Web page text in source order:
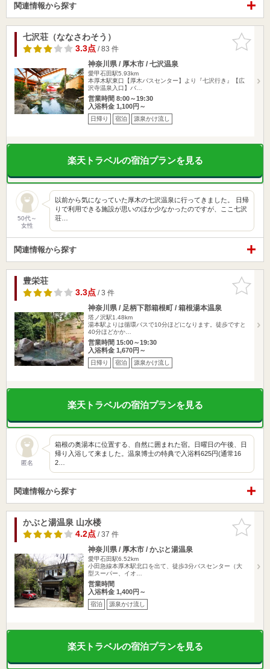
関連情報から探す
お気に入
りに追加
七沢荘（ななさわそう）
3.3点/ 83 件
神奈川県 / 厚木市 / 七沢温泉
愛甲石田駅5.93km
本厚木駅東口【厚木バスセンター】より『七沢行き』【広
沢寺温泉入口】バ…
営業時間 8:00～19:30
入浴料金 1,100円～
日帰り 宿泊 源泉かけ流し
楽天トラベルの宿泊プランを見る
50代～
女性
以前から気になっていた厚木の七沢温泉に行ってきました。 日帰
りで利用できる施設が思いのほか少なかったのですが、ここ七沢
荘…
関連情報から探す
お気に入
りに追加
豊栄荘
3.3点/ 3 件
神奈川県 / 足柄下郡箱根町 / 箱根湯本温泉
塔ノ沢駅1.48km
湯本駅よりは循環バスで10分ほどになります。徒歩ですと
40分ほどかか…
営業時間 15:00～19:30
入浴料金 1,670円～
日帰り 宿泊 源泉かけ流し
楽天トラベルの宿泊プランを見る
匿名
箱根の奥湯本に位置する、自然に囲まれた宿。日曜日の午後、日
帰り入浴して来ました。温泉博士の特典で入浴料625円(通常16
2…
関連情報から探す
お気に入
りに追加
かぶと湯温泉 山水楼
4.2点/ 37 件
神奈川県 / 厚木市 / かぶと湯温泉
愛甲石田駅6.52km
小田急線本厚木駅北口を出て、徒歩3分バスセンター（大
型スーパー、イオ…
営業時間
入浴料金 1,400円～
宿泊 源泉かけ流し
楽天トラベルの宿泊プランを見る